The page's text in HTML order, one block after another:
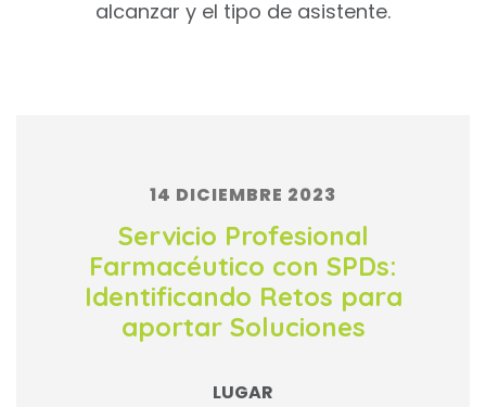
alcanzar y el tipo de asistente.
14 DICIEMBRE 2023
Servicio Profesional
Farmacéutico con SPDs:
Identificando Retos para
aportar Soluciones
LUGAR